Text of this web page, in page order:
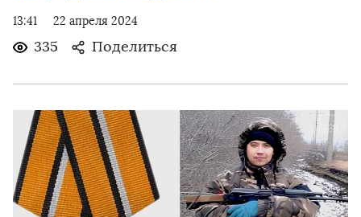
13:41 22 апреля 2024
335 Поделиться